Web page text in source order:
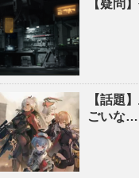
【疑問
【話題
ごいな…